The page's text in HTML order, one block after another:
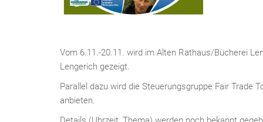
Vom 6.11.-20.11. wird im Alten Rathaus/Bücherei
Lengerich gezeigt.
Parallel dazu wird die Steuerungsgruppe Fair Trade
anbieten.